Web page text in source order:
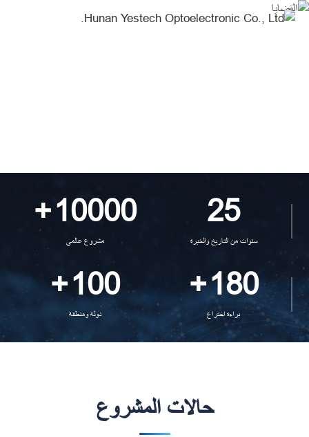
البيع
25
سنوات من التاريخ والخبرة
10000
+
مشروع عالمي
180
+
براءة اختراع
100
+
دولة ومنطقة
حالات المشروع